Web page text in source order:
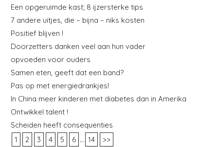
Een opgeruimde kast; 8 ijzersterke tips
7 andere uitjes, die – bijna – niks kosten
Positief blijven !
Doorzetters danken veel aan hun vader
opvoeden voor ouders
Samen eten, geeft dat een band?
Pas op met energiedrankjes!
In China meer kinderen met diabetes dan in Amerika
Ontwikkel talent !
Scheiden heeft consequenties
1
2 3 4 5 6 ... 14 >>